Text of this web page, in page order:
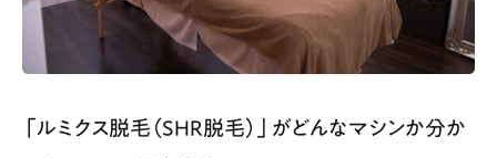
「ルミクス脱毛（SHR脱毛）」がどんなマシンか分か